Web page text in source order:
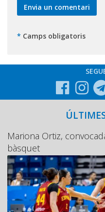
* Camps obligatoris
Mariona Ortiz,
bàsquet